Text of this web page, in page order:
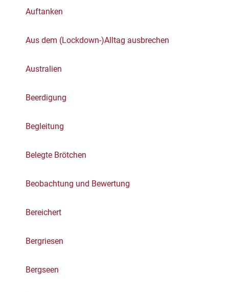
Auftanken
Aus dem (Lockdown-)Alltag ausbrechen
Australien
Beerdigung
Begleitung
Belegte Brötchen
Beobachtung und Bewertung
Bereichert
Bergriesen
Bergseen